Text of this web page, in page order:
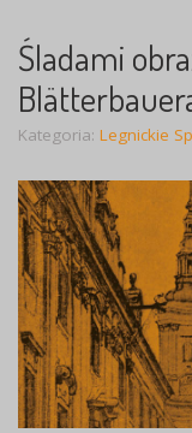
Śladami
Kategoria: Legnickie